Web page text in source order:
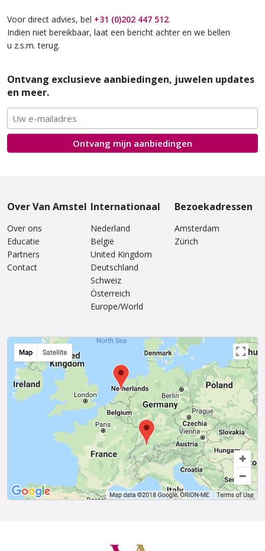
Voor direct advies, bel +31 (0)202 447 512.
Indien niet bereikbaar, laat een bericht achter en we bellen
u z.s.m. terug.
Ontvang exclusieve aanbiedingen, juwelen updates
en meer.
Ontvang mijn aanbiedingen
Over Van Amstel
Over ons
Educatie
Partners
Contact
Internationaal
Nederland
België
United Kingdom
Deutschland
Schweiz
Österreich
Europe/World
Bezoekadressen
Amsterdam
Zürich